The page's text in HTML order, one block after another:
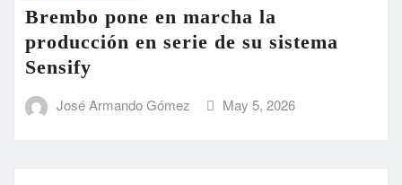
Brembo pone en marcha la
producción en serie de su sistema
Sensify
José Armando Gómez May 5, 2026